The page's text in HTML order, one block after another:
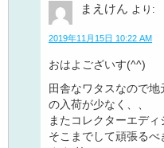
まえけん より:
2019年11月15日 10:22 AM
おはよございす(^^)
田舎なワタスなので
の入荷が少なく、、
またコレクターエディ
そこまでして頑張るべ